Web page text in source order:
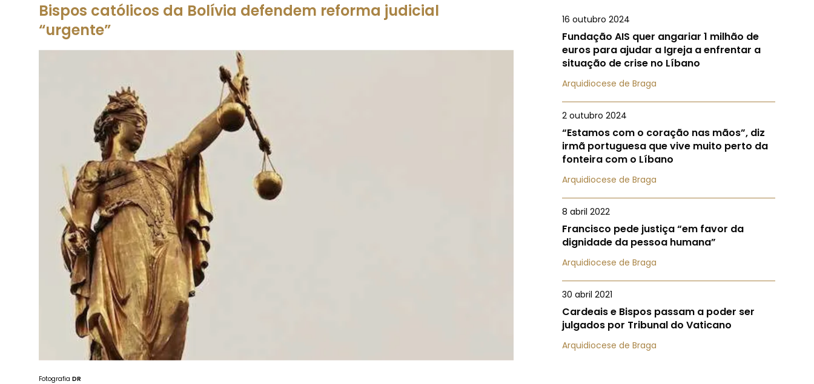
Bispos católicos da Bolívia defendem reforma judicial
“urgente”
Fotografia DR
16 outubro 2024
Fundação AIS quer angariar 1 milhão de
euros para ajudar a Igreja a enfrentar a
situação de crise no Líbano
Arquidiocese de Braga
2 outubro 2024
“Estamos com o coração nas mãos”, diz
irmã portuguesa que vive muito perto da
fonteira com o Líbano
Arquidiocese de Braga
8 abril 2022
Francisco pede justiça “em favor da
dignidade da pessoa humana”
Arquidiocese de Braga
30 abril 2021
Cardeais e Bispos passam a poder ser
julgados por Tribunal do Vaticano
Arquidiocese de Braga